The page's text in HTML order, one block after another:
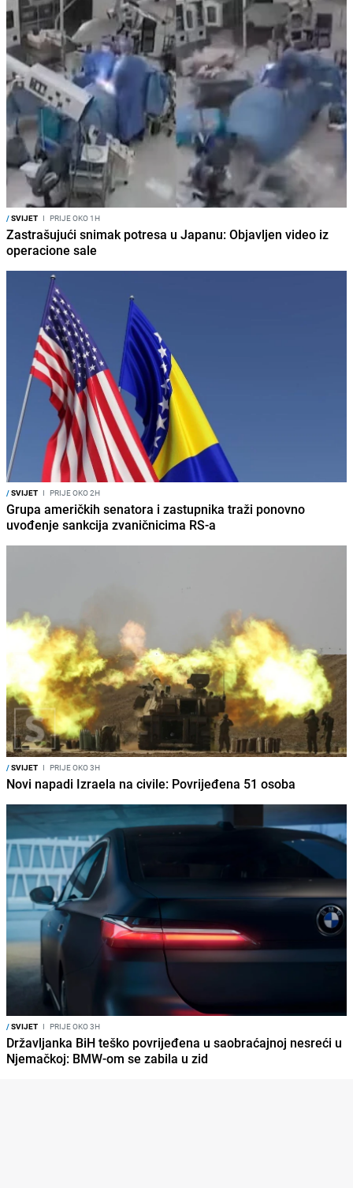
/SVIJET I PRIJE OKO 1H
Zastrašujući snimak potresa u Japanu: Objavljen video iz
operacione sale
/SVIJET I PRIJE OKO 2H
Grupa američkih senatora i zastupnika traži ponovno
uvođenje sankcija zvaničnicima RS-a
/SVIJET I PRIJE OKO 3H
Novi napadi Izraela na civile: Povrijeđena 51 osoba
/SVIJET I PRIJE OKO 3H
Državljanka BiH teško povrijeđena u saobraćajnoj nesreći u
Njemačkoj: BMW-om se zabila u zid